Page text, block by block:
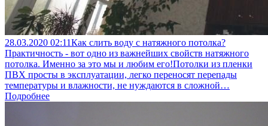
28.03.2020 02:11Как слить воду с натяжного потолка?
Практичность - вот одно из важнейших свойств натяжного
потолка. Именно за это мы и любим его!Потолки из пленки
ПВХ просты в эксплуатации, легко переносят перепады
температуры и влажности, не нуждаются в сложной…
Подробнее